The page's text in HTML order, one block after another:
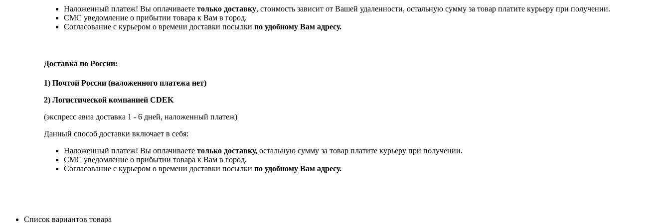
Наложенный платеж! Вы оплачиваете только доставку, стоимость зависит от Вашей удаленности, остальную сумму за товар платите курьеру при получении.
СМС уведомление о прибытии товара к Вам в город.
Согласование с курьером о времени доставки посылки по удобному Вам адресу.
Доставка по России:
1) Почтой России (наложенного платежа нет)
2) Логистической компанией CDEK
(экспресс авиа доставка 1 - 6 дней, наложенный платеж)
Данный способ доставки включает в себя:
Наложенный платеж! Вы оплачиваете только доставку, остальную сумму за товар платите курьеру при получении.
СМС уведомление о прибытии товара к Вам в город.
Согласование с курьером о времени доставки посылки по удобному Вам адресу.
Список вариантов товара